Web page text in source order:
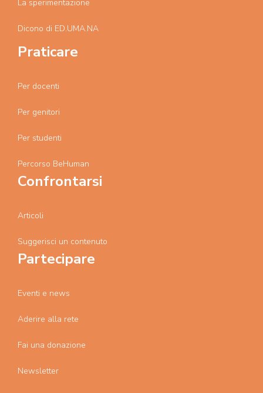
La sperimentazione
Dicono di ED.UMA.NA
Praticare
Per docenti
Per genitori
Per studenti
Percorso BeHuman
Confrontarsi
Articoli
Suggerisci un contenuto
Partecipare
Eventi e news
Aderire alla rete
Fai una donazione
Newsletter